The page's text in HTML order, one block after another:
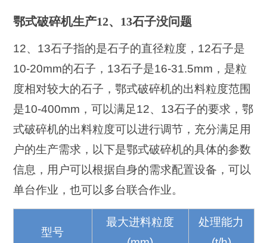
鄂式破碎机生产12、13石子没问题
12、13石子指的是石子的直径粒度，12石子是
10-20mm的石子，13石子是16-31.5mm，是粒
度相对较大的石子，鄂式破碎机的出料粒度范围
是10-400mm，可以满足12、13石子的要求，鄂
式破碎机的出料粒度可以进行调节，充分满足用
户的生产需求，以下是鄂式破碎机的具体的参数
信息，用户可以根据自身的需求配置设备，可以
单台作业，也可以多台联合作业。
型号
最大进料粒度
处理能力